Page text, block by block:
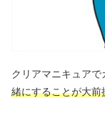
クリアマニキュアで
緒にすることが大前